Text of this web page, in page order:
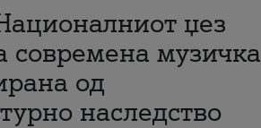
џез
современа музичка
од
наследство